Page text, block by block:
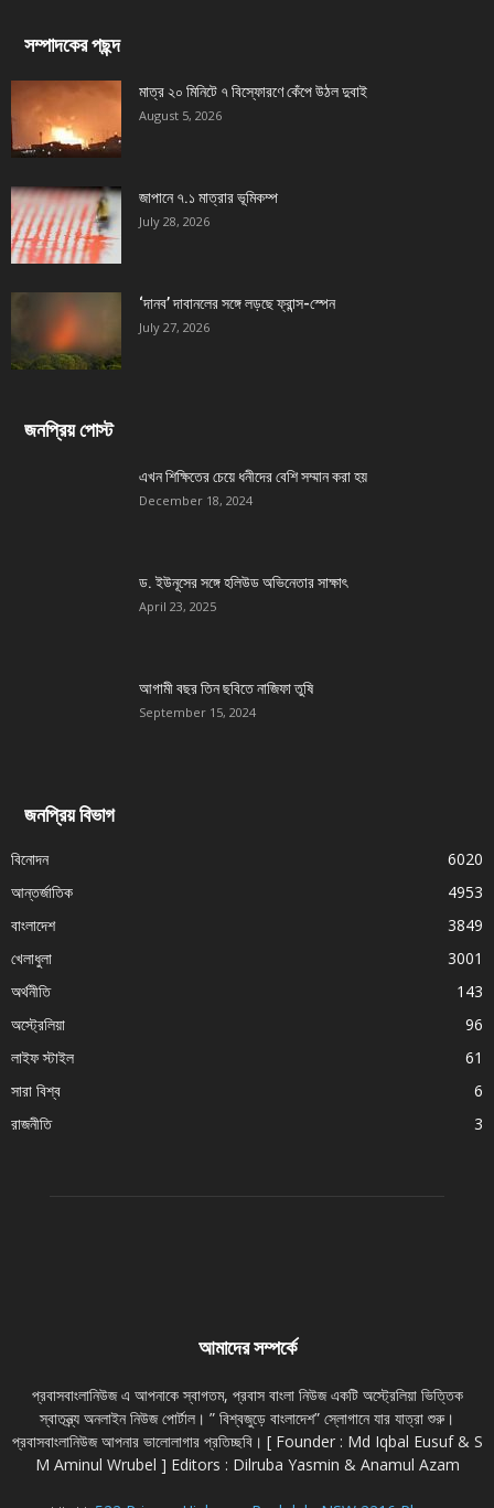
সম্পাদকের পছন্দ
মাত্র ২০ মিনিটে ৭ বিস্ফোরণে কেঁপে উঠল দুবাই
August 5, 2026
জাপানে ৭.১ মাত্রার ভূমিকম্প
July 28, 2026
‘দানব’ দাবানলের সঙ্গে লড়ছে ফ্রান্স-স্পেন
July 27, 2026
জনপ্রিয় পোস্ট
এখন শিক্ষিতের চেয়ে ধনীদের বেশি সম্মান করা হয়
December 18, 2024
ড. ইউনূসের সঙ্গে হলিউড অভিনেতার সাক্ষাৎ
April 23, 2025
আগামী বছর তিন ছবিতে নাজিফা তুষি
September 15, 2024
জনপ্রিয় বিভাগ
বিনোদন
6020
আন্তর্জাতিক
4953
বাংলাদেশ
3849
খেলাধুলা
3001
অর্থনীতি
143
অস্ট্রেলিয়া
96
লাইফ স্টাইল
61
সারা বিশ্ব
6
রাজনীতি
3
আমাদের সম্পর্কে
প্রবাসবাংলানিউজ এ আপনাকে স্বাগতম, প্রবাস বাংলা নিউজ একটি অস্ট্রেলিয়া ভিত্তিক
স্বাতন্ত্র্য অনলাইন নিউজ পোর্টাল। ” বিশ্বজুড়ে বাংলাদেশ” স্লোগানে যার যাত্রা শুরু।
প্রবাসবাংলানিউজ আপনার ভালোলাগার প্রতিচ্ছবি। [ Founder : Md Iqbal Eusuf & S
M Aminul Wrubel ] Editors : Dilruba Yasmin & Anamul Azam